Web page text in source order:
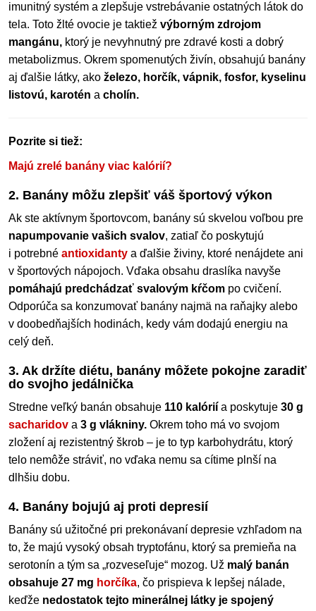
imunitný systém a zlepšuje vstrebávanie ostatných látok do
tela. Toto žlté ovocie je taktiež výborným zdrojom
mangánu, ktorý je nevyhnutný pre zdravé kosti a dobrý
metabolizmus. Okrem spomenutých živín, obsahujú banány
aj ďalšie látky, ako železo, horčík, vápnik, fosfor, kyselinu
listovú, karotén a cholín.
Pozrite si tiež:
Majú zrelé banány viac kalórií?
2. Banány môžu zlepšiť váš športový výkon
Ak ste aktívnym športovcom, banány sú skvelou voľbou pre
napumpovanie vašich svalov, zatiaľ čo poskytujú
i potrebné antioxidanty a ďalšie živiny, ktoré nenájdete ani
v športových nápojoch. Vďaka obsahu draslíka navyše
pomáhajú predchádzať svalovým kŕčom po cvičení.
Odporúča sa konzumovať banány najmä na raňajky alebo
v doobedňajších hodinách, kedy vám dodajú energiu na
celý deň.
3. Ak držíte diétu, banány môžete pokojne zaradiť
do svojho jedálnička
Stredne veľký banán obsahuje 110 kalórií a poskytuje 30 g
sacharidov a 3 g vlákniny. Okrem toho má vo svojom
zložení aj rezistentný škrob – je to typ karbohydrátu, ktorý
telo nemôže stráviť, no vďaka nemu sa cítime plnší na
dlhšiu dobu.
4. Banány bojujú aj proti depresií
Banány sú užitočné pri prekonávaní depresie vzhľadom na
to, že majú vysoký obsah tryptofánu, ktorý sa premieňa na
serotonín a tým sa „rozveseľuje“ mozog. Už malý banán
obsahuje 27 mg horčíka, čo prispieva k lepšej nálade,
keďže nedostatok tejto minerálnej látky je spojený